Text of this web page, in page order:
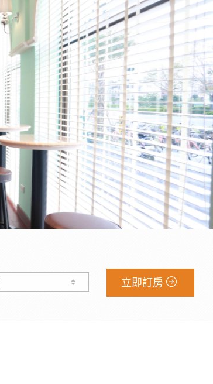
立即訂房